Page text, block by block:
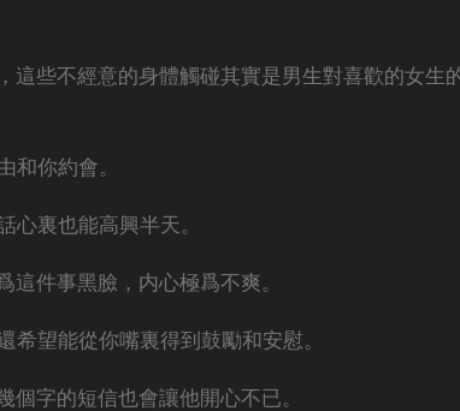
些不經意的身體觸碰其實是男生對喜歡的女生
和你約會。
裏也能高興半天。
件事黑臉，内心極爲不爽。
望能從你嘴裏得到鼓勵和安慰。
字的短信也會讓他開心不已。